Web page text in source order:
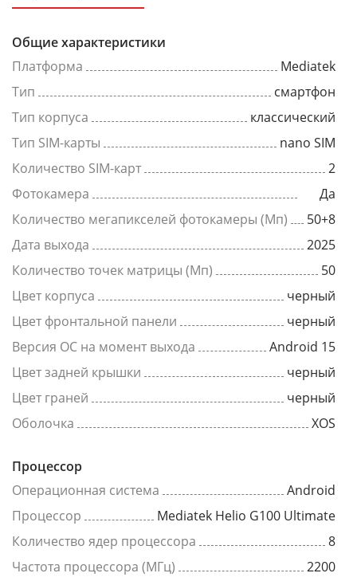
Общие характеристики
Платформа
Mediatek
Тип
смартфон
Тип корпуса
классический
Тип SIM-карты
nano SIM
Количество SIM-карт
2
Фотокамера
Да
Количество мегапикселей фотокамеры (Мп)
50+8
Дата выхода
2025
Количество точек матрицы (Мп)
50
Цвет корпуса
черный
Цвет фронтальной панели
черный
Версия ОС на момент выхода
Android 15
Цвет задней крышки
черный
Цвет граней
черный
Оболочка
XOS
Процессор
Операционная система
Android
Процессор
Mediatek Helio G100 Ultimate
Количество ядер процессора
8
Частота процессора (МГц)
2200